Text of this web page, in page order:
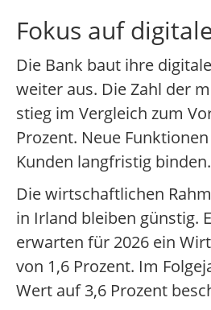
Fokus auf
Die Bank baut ihre
weiter aus. Die Zahl der
stieg im Vergleich zum
Prozent. Neue
Kunden langfristig binden.
Die wirtschaftlichen
in Irland bleiben günstig.
erwarten für 2026 ein
von 1,6 Prozent. Im
Wert auf 3,6 Prozent